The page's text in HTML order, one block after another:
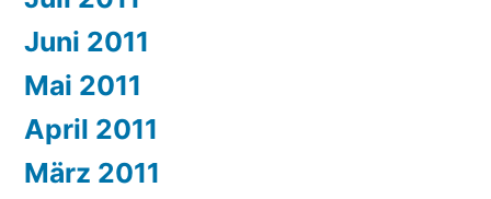
Juni 2011
Mai 2011
April 2011
März 2011